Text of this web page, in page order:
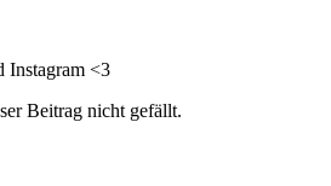
Instagram <3
Beitrag nicht gefällt.